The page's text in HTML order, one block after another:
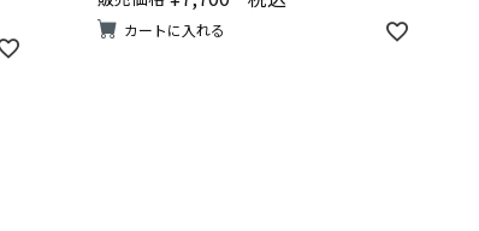
カートに入れる